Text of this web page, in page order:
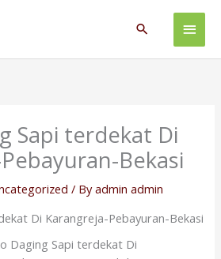
Main
Search
Sapi terdekat Di
Bekasi
/ Byadmin admin
Di Karangreja-Pebayuran-Bekasi
Daging Sapi terdekat Di